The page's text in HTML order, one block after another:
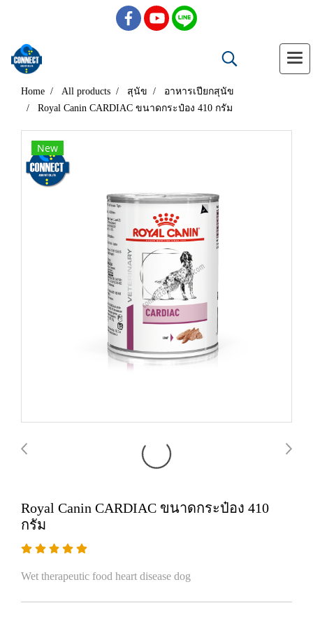
Home All products สุนัข
อาหารเปียกสุนัข
Royal Canin CARDIAC ขนาดกระป๋อง 410 กรัม
New
Royal Canin CARDIAC ขนาดกระป๋อง 410
กรัม
Wet therapeutic food heart disease dog